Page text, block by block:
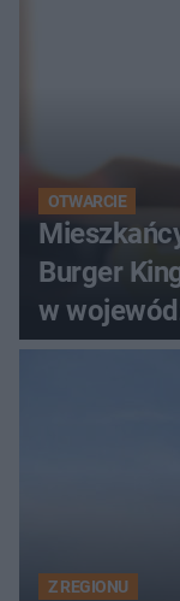
OTWARCIE
Burger
w
Z REGIONU